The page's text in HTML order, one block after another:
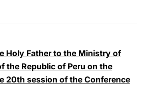
Holy Father to the Ministry of
the Republic of Peru on the
20th session of the Conference